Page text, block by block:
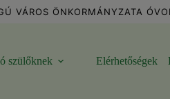
VÁROS ÖNKORMÁNYZATA
szülőknek Elérhetőségek